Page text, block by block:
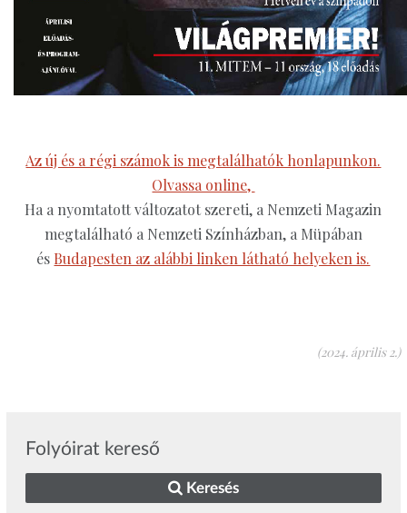
Az új és a régi számok is megtalálhatók honlapunkon.
Olvassa online,
Ha a nyomtatott változatot szereti, a Nemzeti Magazin
megtalálható a Nemzeti Színházban, a Müpában
és Budapesten az alábbi linken látható helyeken is.
(2024. április 2.)
Folyóirat kereső
Keresés